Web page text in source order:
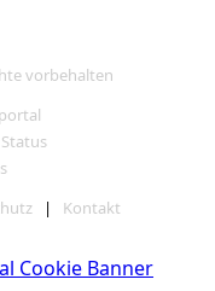
vorbehalten
| Kontakt
Cookie Banner